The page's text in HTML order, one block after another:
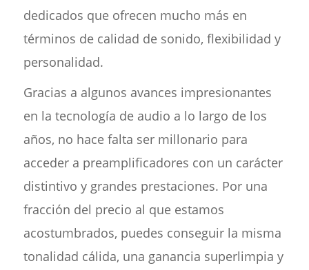
dedicados que ofrecen mucho más en
términos de calidad de sonido, flexibilidad y
personalidad.
Gracias a algunos avances impresionantes
en la tecnología de audio a lo largo de los
años, no hace falta ser millonario para
acceder a preamplificadores con un carácter
distintivo y grandes prestaciones. Por una
fracción del precio al que estamos
acostumbrados, puedes conseguir la misma
tonalidad cálida, una ganancia superlimpia y